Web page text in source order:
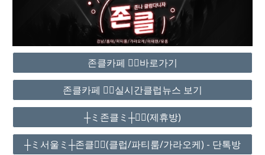
존클카페 ❤️‍🔥바로가기
존클카페 ❤️‍🔥실시간클럽뉴스 보기
┼ミ존클ミ┼❤️‍🔥(제휴방)
┼ミ서울ミ┼존클❤️‍🔥(클럽/파티룸/가라오케) - 단톡방